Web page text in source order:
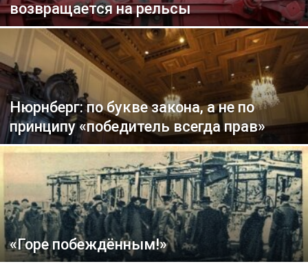
возвращается на рельсы
Нюрнберг: по букве закона, а не по
принципу «победитель всегда прав»
«Горе побеждённым!»